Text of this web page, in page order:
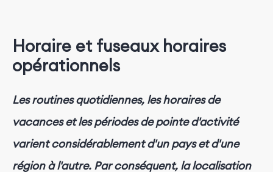
Horaire et fuseaux horaires
opérationnels
Les routines quotidiennes, les horaires de
vacances et les périodes de pointe d'activité
varient considérablement d'un pays et d'une
région à l'autre. Par conséquent, la localisation